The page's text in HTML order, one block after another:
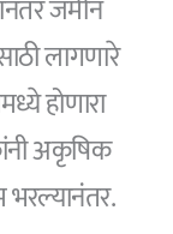
जमीन
लागणारे
होणारा
अकृषिक